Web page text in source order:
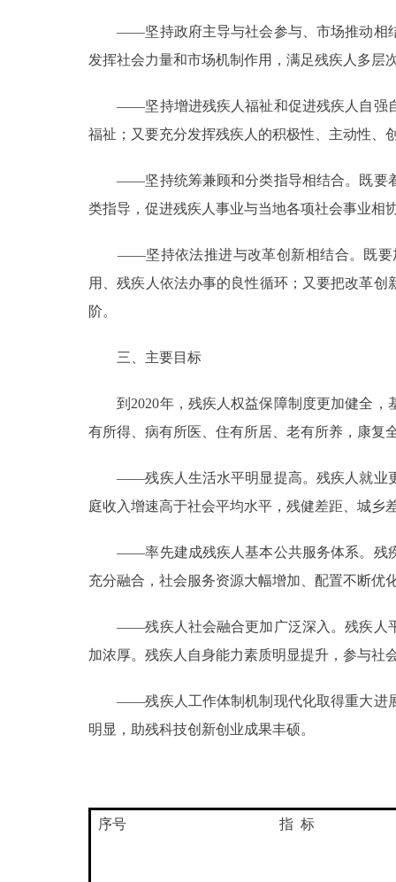
——坚持政府主导与社会参与、市场推动相结
发挥社会力量和市场机制作用，满足残疾人多层
——坚持增进残疾人福祉和促进残疾人自强自
福祉；又要充分发挥残疾人的积极性、主动性、
——坚持统筹兼顾和分类指导相结合。既要着
类指导，促进残疾人事业与当地各项社会事业相
——坚持依法推进与改革创新相结合。既要加
用、残疾人依法办事的良性循环；又要把改革
阶。
三、主要目标
到2020年，残疾人权益保障制度更加健全，
有所得、病有所医、住有所居、老有所养，康复
——残疾人生活水平明显提高。残疾人就业更
庭收入增速高于社会平均水平，残健差距、城乡
——率先建成残疾人基本公共服务体系。残疾
充分融合，社会服务资源大幅增加、配置不断优
——残疾人社会融合更加广泛深入。残疾人平
加浓厚。残疾人自身能力素质明显提升，参与社
——残疾人工作体制机制现代化取得重大进展
明显，助残科技创新创业成果丰硕。
序号 指 标